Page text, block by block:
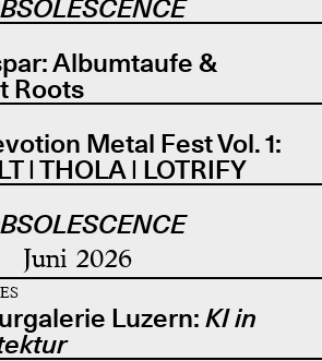
Albumtaufe &
Roots
Metal Fest Vol. 1:
| THOLA | LOTRIFY
Juni 2026
Luzern: KI in